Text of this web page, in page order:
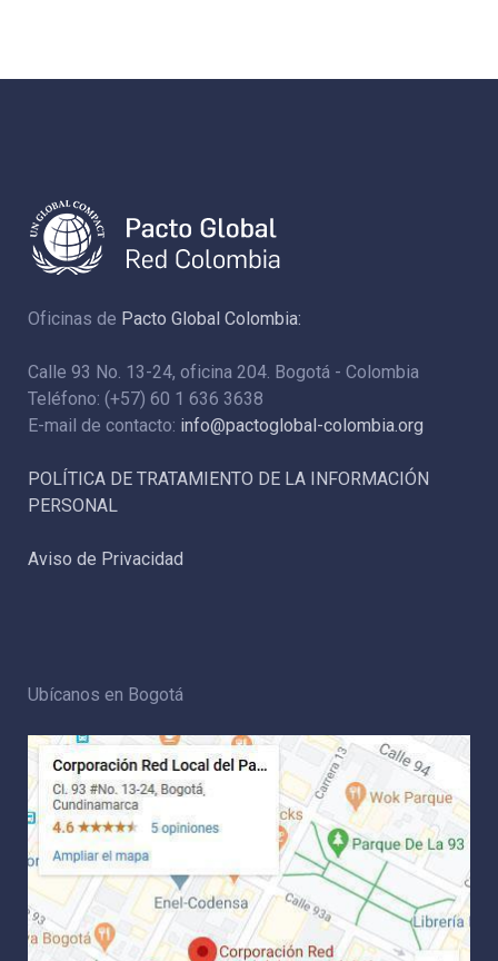
Oficinas de Pacto Global Colombia:
Calle 93 No. 13-24, oficina 204. Bogotá - Colombia
Teléfono: (+57) 60 1 636 3638
E-mail de contacto: info@pactoglobal-colombia.org
POLÍTICA DE TRATAMIENTO DE LA INFORMACIÓN
PERSONAL
Aviso de Privacidad
Ubícanos en Bogotá